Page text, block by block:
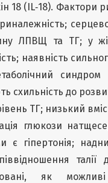
18 (IL‑18). Фактори
ЛПВЩ та ТГ; у
наявність
схильність до
ТГ; низький
глюкози
є гіпертонія;
талії
як